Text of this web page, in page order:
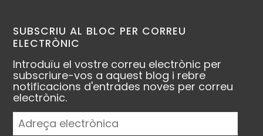
SUBSCRIU AL BLOC PER CORREU
ELECTRÒNIC
Introduïu el vostre correu electrònic per
subscriure-vos a aquest blog i rebre
notificacions d'entrades noves per correu
electrònic.
Adreça
electrònica